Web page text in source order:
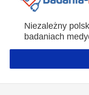
Niezależny
badaniach